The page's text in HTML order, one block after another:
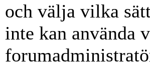
och välja vilka
inte kan använda